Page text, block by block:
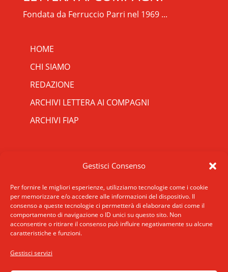
Gestisci Consenso
Per fornire le migliori esperienze, utilizziamo tecnologie come i cookie
per memorizzare e/o accedere alle informazioni del dispositivo. Il
consenso a queste tecnologie ci permetterà di elaborare dati come il
comportamento di navigazione o ID unici su questo sito. Non
acconsentire o ritirare il consenso può influire negativamente su alcune
caratteristiche e funzioni.
Gestisci servizi
Fondata da Ferruccio Parri nel 1969 ...
HOME
CHI SIAMO
REDAZIONE
ARCHIVI LETTERA AI COMPAGNI
ARCHIVI FIAP
INDIRIZZO
ROMA: Via San Francesco di Sales 5, 00165
Roma
MILANO: Via E. De Amicis 17, 20123 Milano
accessibilita
+A
Alto Contrasto
Modalità Scura
Disattiva Immagini
Evidenzia Link
Modalità Lettura